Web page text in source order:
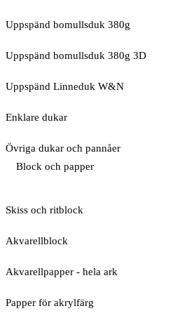
Uppspänd bomullsduk 380g
Uppspänd bomullsduk 380g 3D
Uppspänd Linneduk W&N
Enklare dukar
Övriga dukar och pannåer
Block och papper
Skiss och ritblock
Akvarellblock
Akvarellpapper - hela ark
Papper för akrylfärg